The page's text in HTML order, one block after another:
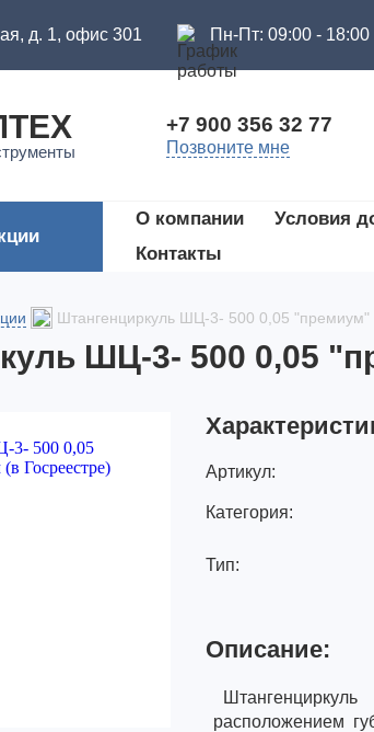
д. 1, офис 301 Пн-Пт: 09:00 - 18:00
+7 900 356 32 77
Позвоните мне
О компании Условия
Контакты
Штангенциркуль ШЦ-3- 500 0,05 "премиум"
ШЦ-3- 500 0,05
Артикул:
Категория:
Тип:
Описание:
расположением